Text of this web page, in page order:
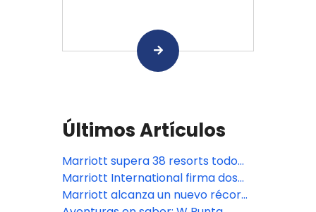
Últimos Artículos
Marriott supera 38 resorts todo
incluido en LATAM y suma más de
20 proyectos en construcción
Marriott International firma dos
acuerdos con Catalonia Hotels &
Marriott alcanza un nuevo récord: